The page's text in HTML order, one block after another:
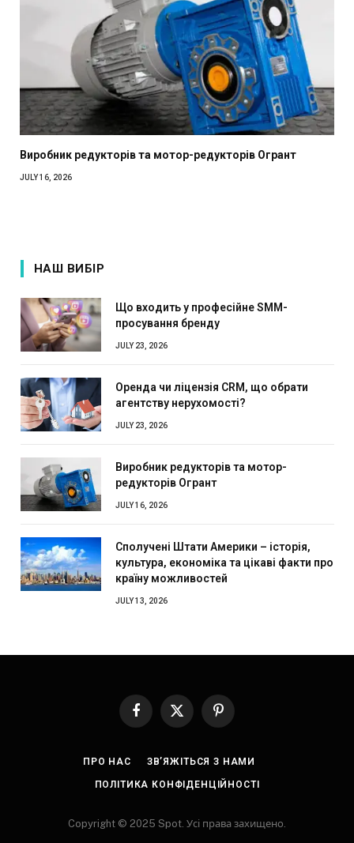
Виробник редукторів та мотор-редукторів Огрант
JULY 16, 2026
НАШ ВИБІР
Що входить у професійне SMM-
просування бренду
JULY 23, 2026
Оренда чи ліцензія CRM, що обрати
агентству нерухомості?
JULY 23, 2026
Виробник редукторів та мотор-
редукторів Огрант
JULY 16, 2026
Сполучені Штати Америки – історія,
культура, економіка та цікаві факти про
країну можливостей
JULY 13, 2026
Facebook
X
Pinterest
ПРО НАС ЗВ’ЯЖІТЬСЯ З НАМИ
ПОЛІТИКА КОНФІДЕНЦІЙНОСТІ
Copyright © 2025 Spot. Усі права захищено.